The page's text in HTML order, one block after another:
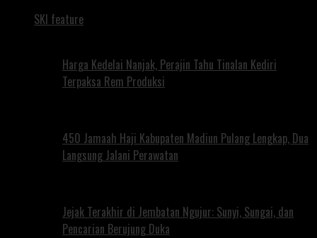
SKI feature
Harga Kedelai Nanjak, Perajin Tahu Tinalan Kediri
Terpaksa Rem Produksi
450 Jamaah Haji Kabupaten Madiun Pulang Lengkap, Dua
Langsung Jalani Perawatan
Jejak Terakhir di Jembatan Ngujur: Sunyi, Sungai, dan
Pencarian Berujung Duka